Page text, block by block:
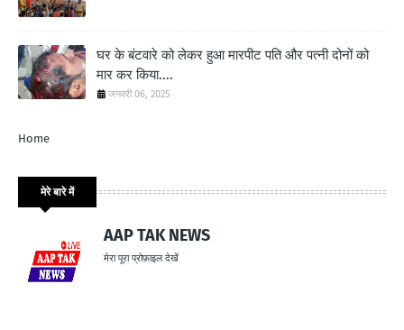
घर के बंटवारे को लेकर हुआ मारपीट पति और पत्नी दोनों को
मार कर किया....
जनवरी 06, 2025
Home
मेरे बारे में
AAP TAK NEWS
मेरा पूरा प्रोफ़ाइल देखें